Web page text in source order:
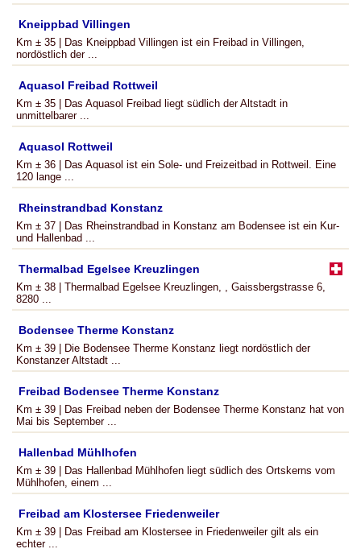
Kneippbad Villingen
Km ± 35 | Das Kneippbad Villingen ist ein Freibad in Villingen,
nordöstlich der ...
Aquasol Freibad Rottweil
Km ± 35 | Das Aquasol Freibad liegt südlich der Altstadt in
unmittelbarer ...
Aquasol Rottweil
Km ± 36 | Das Aquasol ist ein Sole- und Freizeitbad in Rottweil. Eine
120 lange ...
Rheinstrandbad Konstanz
Km ± 37 | Das Rheinstrandbad in Konstanz am Bodensee ist ein Kur-
und Hallenbad ...
Thermalbad Egelsee Kreuzlingen
Km ± 38 | Thermalbad Egelsee Kreuzlingen, , Gaissbergstrasse 6,
8280 ...
Bodensee Therme Konstanz
Km ± 39 | Die Bodensee Therme Konstanz liegt nordöstlich der
Konstanzer Altstadt ...
Freibad Bodensee Therme Konstanz
Km ± 39 | Das Freibad neben der Bodensee Therme Konstanz hat von
Mai bis September ...
Hallenbad Mühlhofen
Km ± 39 | Das Hallenbad Mühlhofen liegt südlich des Ortskerns vom
Mühlhofen, einem ...
Freibad am Klostersee Friedenweiler
Km ± 39 | Das Freibad am Klostersee in Friedenweiler gilt als ein
echter ...